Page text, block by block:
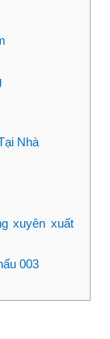
Nhà
xuyên xuất
003